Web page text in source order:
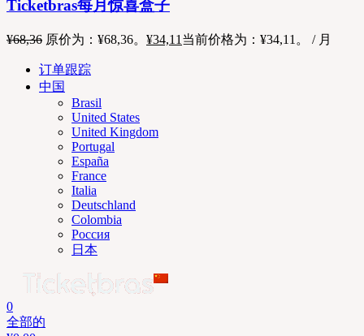
Ticketbras每月惊喜盒子
¥68,36 原价为：¥68,36。 ¥34,11 当前价格为：¥34,11。 / 月
订单跟踪
中国
Brasil
United States
United Kingdom
Portugal
España
France
Italia
Deutschland
Colombia
Россия
日本
0
全部的